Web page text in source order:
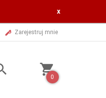
x
Zarejestruj mnie
0